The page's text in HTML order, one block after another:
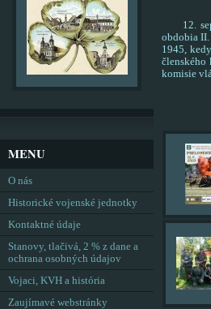
12.
obdobia
1945,
členského
komisie
MENU
O nás
Historické vojenské jednotky
Kontaktné údaje
Stanovy, tlačivá, 2 % z dane a
ochrana osobných údajov
Vojaci, KVH a história
Zaujímavé webstránky